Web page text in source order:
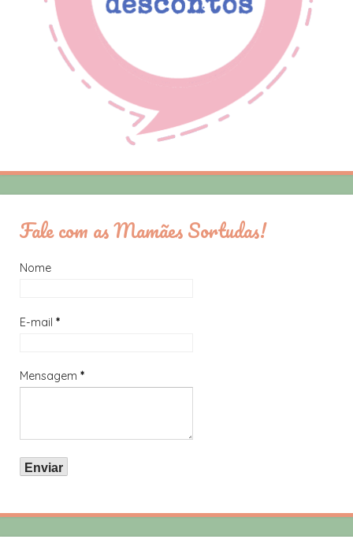
Fale com as Mamães Sortudas!
Nome
E-mail *
Mensagem *